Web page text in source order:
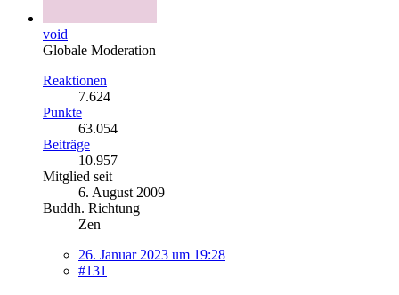
void
Globale Moderation
Reaktionen
7.624
Punkte
63.054
Beiträge
10.957
Mitglied seit
6. August 2009
Buddh. Richtung
Zen
26. Januar 2023 um 19:28
#131